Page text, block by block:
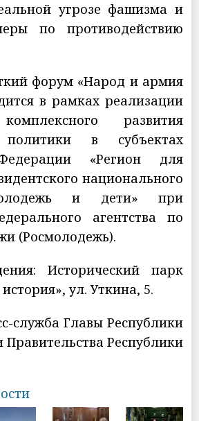
угрозе фашизма и
по противодействию
форум «Народ и армия
в рамках реализации
развития
в субъектах
«Регион для
национального
и дети» при
агентства по
(Росмолодежь).
Исторический парк
ул. Уткина, 5.
служба Главы Республики
Правительства Республики